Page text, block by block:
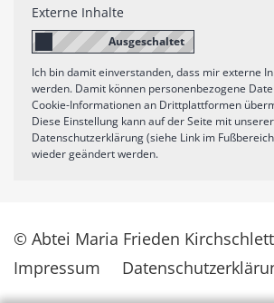
Externe Inhalte
Ich bin damit einverstanden, dass mir externe
werden. Damit können personenbezogene
Cookie-Informationen an Drittplattformen
Diese Einstellung kann auf der Seite mit unserer
Datenschutzerklärung (siehe Link im
wieder geändert werden.
© Abtei Maria Frieden
Impressum